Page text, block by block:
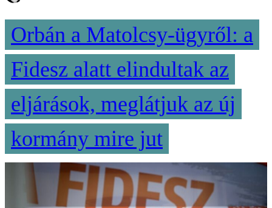
Orbán a Matolcsy-ügyről: a
Fidesz alatt elindultak az
eljárások, meglátjuk az új
kormány mire jut